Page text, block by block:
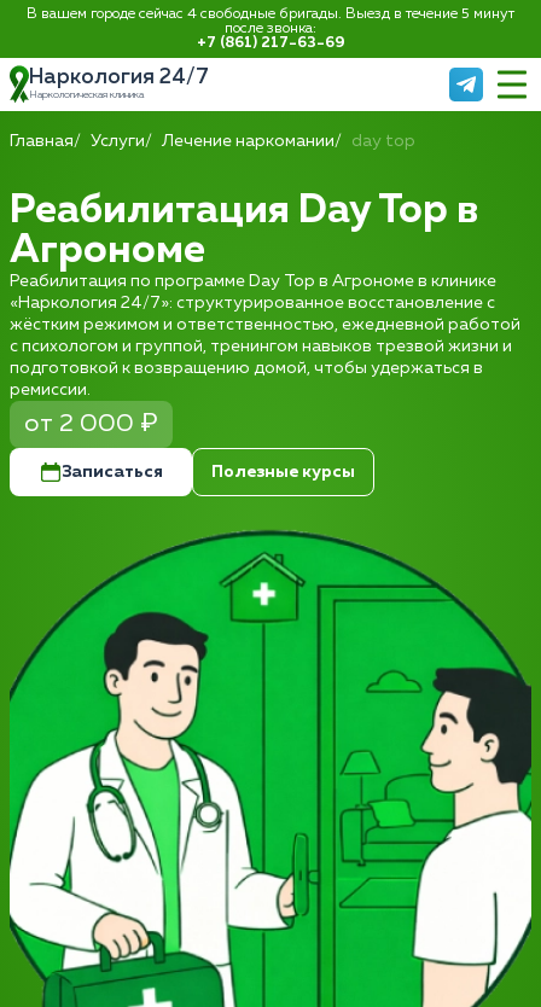
В вашем городе сейчас 4 свободные бригады. Выезд в течение 5 минут
после звонка:
+7 (861) 217-63-69
Наркология 24/7
Наркологическая клиника
Главная Услуги Лечение наркомании day top
Реабилитация Day Top в
Агрономе
Реабилитация по программе Day Top в Агрономе в клинике
«Наркология 24/7»: структурированное восстановление с
жёстким режимом и ответственностью, ежедневной работой
с психологом и группой, тренингом навыков трезвой жизни и
подготовкой к возвращению домой, чтобы удержаться в
ремиссии.
от 2 000 ₽
Записаться Полезные курсы